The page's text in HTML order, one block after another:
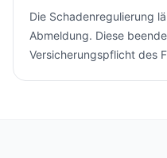
Die Schadenregulierung
Abmeldung. Diese
Versicherungspflicht des